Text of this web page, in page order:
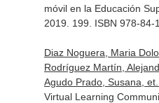
móvil en la Educación
2019. 199. ISBN 978-84-
Diaz Noguera, Maria
Rodríguez Martín,
Agudo Prado, Susana,
Virtual Learning